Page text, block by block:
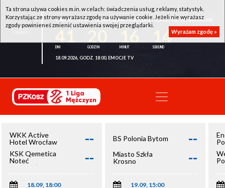
WKK ACTIVE HOTEL WROCŁAW - KSK QEMETICA NOTEĆ INOWROCŁAW
14
18.09.2026, GODZ. 18:00, EMOCJE TV
WKK Active
Hotel Wrocław
--
KSK Qemetica
Noteć
Inowrocław
--
18.09, 18:00
BS Polonia Bytom --
Miasto Szkła
Krosno
--
19.09, 15:00
Ta strona używa cookies m.in. w celach: świadczenia usług, reklamy, statystyk.
Korzystając ze strony wyrażasz zgodę na używanie cookie. Jeżeli nie wyrażasz
zgody powinieneś zmienić ustawienia swojej przeglądarki.
Wyrażam zgodę »